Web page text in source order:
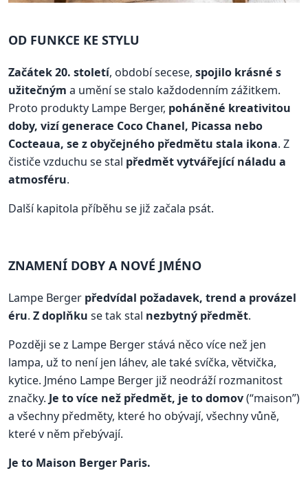
OD FUNKCE KE STYLU
Začátek 20. století, období secese, spojilo krásné s
užitečným a umění se stalo každodenním zážitkem.
Proto produkty Lampe Berger, poháněné kreativitou
doby, vizí generace Coco Chanel, Picassa nebo
Cocteaua, se z obyčejného předmětu stala ikona. Z
čističe vzduchu se stal předmět vytvářející náladu a
atmosféru.
Další kapitola příběhu se již začala psát.
ZNAMENÍ DOBY A NOVÉ JMÉNO
Lampe Berger předvídal požadavek, trend a provázel
éru. Z doplňku se tak stal nezbytný předmět.
Později se z Lampe Berger stává něco více než jen
lampa, už to není jen láhev, ale také svíčka, větvička,
kytice. Jméno Lampe Berger již neodráží rozmanitost
značky. Je to více než předmět, je to domov(“maison”)
a všechny předměty, které ho obývají, všechny vůně,
které v něm přebývají.
Je to Maison Berger Paris.